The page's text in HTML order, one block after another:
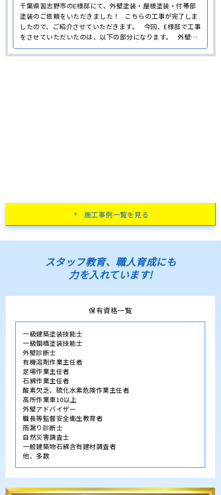
千葉県習志野市のE様邸にて、外壁塗装・屋根塗装・付帯部
塗装のご依頼をいただきました！ こちらの工事が完了しま
したので、ご紹介させていただきます。 今回、E様邸で工事
をさせていただいたのは、以下の部分になります。 外壁塗
装 E様邸の施工前の外壁の色は白でした。 今回塗装を行う
に当たっては、外壁と屋根の色を少し変えたいとのご希
施工事例一覧を見る
スタッフ教育、職人育成にも
力を入れています!
保有資格一覧
一級建築塗装技能士
一級鋼橋塗装技能士
外壁診断士
有機溶剤作業主任者
足場作業主任者
石綿作業主任者
酸素欠乏、硫化水素危険作業主任者
高所作業車10以上
外壁アドバイザー
職長等監督安全衛生教育者
雨漏り診断士
自然災害調査士
一般建築物石綿含有建材調査者
他、多数